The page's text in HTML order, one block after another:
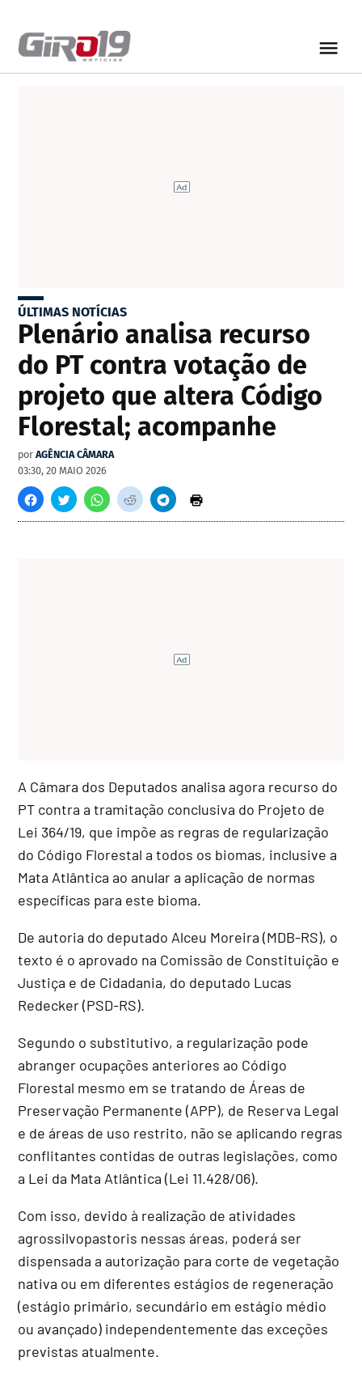
ÚLTIMAS NOTÍCIAS
Plenário analisa recurso
do PT contra votação de
projeto que altera Código
Florestal; acompanhe
por AGÊNCIA CÂMARA
03:30, 20 MAIO 2026
A Câmara dos Deputados analisa agora recurso do
PT contra a tramitação conclusiva do Projeto de
Lei 364/19, que impõe as regras de regularização
do Código Florestal a todos os biomas, inclusive a
Mata Atlântica ao anular a aplicação de normas
específicas para este bioma.
De autoria do deputado Alceu Moreira (MDB-RS), o
texto é o aprovado na Comissão de Constituição e
Justiça e de Cidadania, do deputado Lucas
Redecker (PSD-RS).
Segundo o substitutivo, a regularização pode
abranger ocupações anteriores ao Código
Florestal mesmo em se tratando de Áreas de
Preservação Permanente (APP), de Reserva Legal
e de áreas de uso restrito, não se aplicando regras
conflitantes contidas de outras legislações, como
a Lei da Mata Atlântica (Lei 11.428/06).
Com isso, devido à realização de atividades
agrossilvopastoris nessas áreas, poderá ser
dispensada a autorização para corte de vegetação
nativa ou em diferentes estágios de regeneração
(estágio primário, secundário em estágio médio
ou avançado) independentemente das exceções
previstas atualmente.